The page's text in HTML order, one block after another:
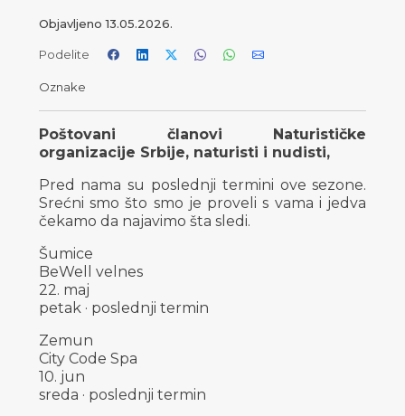
Objavljeno13.05.2026.
Podelite
Oznake
Poštovani članovi Naturističke
organizacije Srbije, naturisti i nudisti,
Pred nama su poslednji termini ove sezone.
Srećni smo što smo je proveli s vama i jedva
čekamo da najavimo šta sledi.
Šumice
BeWell velnes
22. maj
petak · poslednji termin
Zemun
City Code Spa
10. jun
sreda · poslednji termin